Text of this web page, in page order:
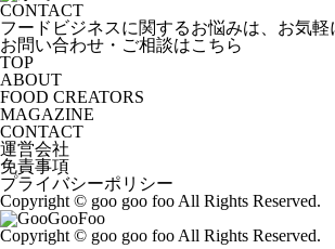
CONTACT
フードビジネスに関するお悩みは、お気軽
お問い合わせ・ご相談はこちら
TOP
ABOUT
FOOD CREATORS
MAGAZINE
CONTACT
運営会社
免責事項
プライバシーポリシー
Copyright © goo goo foo All Rights Reserved.
Copyright © goo goo foo All Rights Reserved.